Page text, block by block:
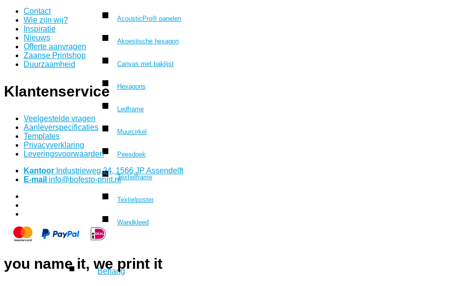
AcousticPro® panelen
Akoestische hexagon
Canvas met baklijst
Hexagons
Ledframe
Muurcirkel
Peesdoek
Textielframe
Textielposter
Wandkleed
Behang
Contact
Wie zijn wij?
Inspiratie
Nieuws
Offerte aanvragen
Zaanse Printshop
Duurzaamheid
Klantenservice
Veelgestelde vragen
Aanleverspecificaties
Templates
Privacyverklaring
Leveringsvoorwaarden
Kantoor Industrieweg 24, 1566 JP Assendelft
E-mail info@bofesto-print.nl
you name it, we print it